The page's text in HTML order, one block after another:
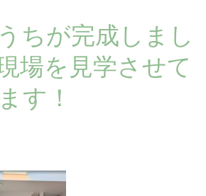
ちが完成しまし
場を見学させて
す！